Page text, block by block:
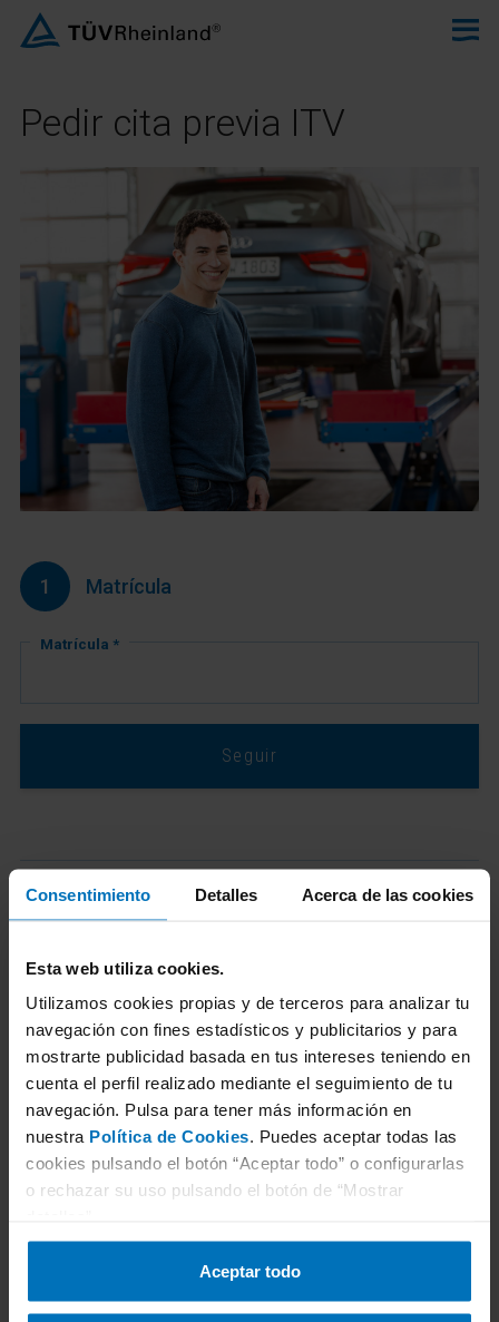
Consentimiento Detalles Acerca de las cookies
Esta web utiliza cookies.
Utilizamos cookies propias y de terceros para analizar tu
navegación con fines estadísticos y publicitarios y para
mostrarte publicidad basada en tus intereses teniendo en
cuenta el perfil realizado mediante el seguimiento de tu
navegación. Pulsa para tener más información en
nuestra Política de Cookies. Puedes aceptar todas las
cookies pulsando el botón “Aceptar todo” o configurarlas
o rechazar su uso pulsando el botón de “Mostrar
Aceptar todo
Pedir cita previa ITV
1 Matrícula
Matrícula *
Seguir
2 Selecciona vehículo y combustible
3 Selecciona servicio
4 Selecciona estación ITV